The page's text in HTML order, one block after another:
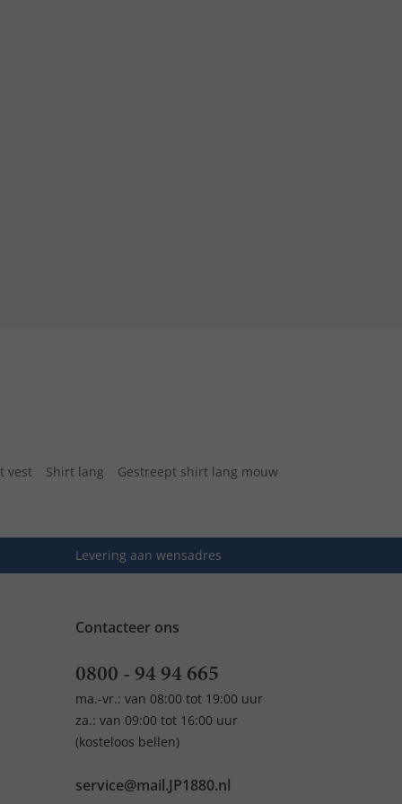
vest Shirt lang Gestreept shirt lang mouw
Levering aan wensadres
Contacteer ons
0800 - 94 94 665
ma.-vr.: van 08:00 tot 19:00 uur
za.: van 09:00 tot 16:00 uur
(kosteloos bellen)
service@mail.JP1880.nl